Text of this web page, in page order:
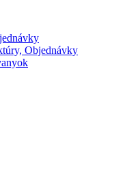
Objednávky